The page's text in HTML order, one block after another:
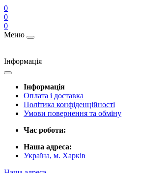
0
0
0
Меню
Інформація
Інформація
Оплата і доставка
Політика конфіденційності
Умови повернення та обміну
Час роботи:
Наша адреса:
Україна, м. Харків